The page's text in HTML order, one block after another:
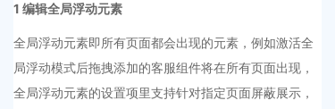
1 编辑全局浮动元素
全局浮动元素即所有页面都会出现的元素，例如激活全
局浮动模式后拖拽添加的客服组件将在所有页面出现，
全局浮动元素的设置项里支持针对指定页面屏蔽展示，